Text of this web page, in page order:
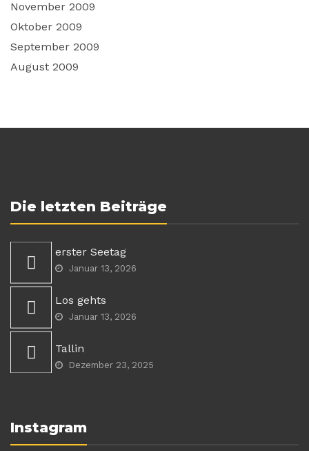
November 2009
Oktober 2009
September 2009
August 2009
Die letzten Beiträge
erster Seetag
Januar 13, 2026
Los gehts
Januar 13, 2026
Tallin
Dezember 23, 2025
Instagram